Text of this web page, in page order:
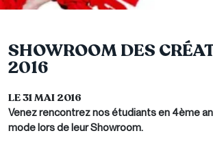
SHOWROOM DES
2016
LE 31 MAI 2016
Venez rencontrez nos étudiants en 4ème
mode lors de leur Showroom.